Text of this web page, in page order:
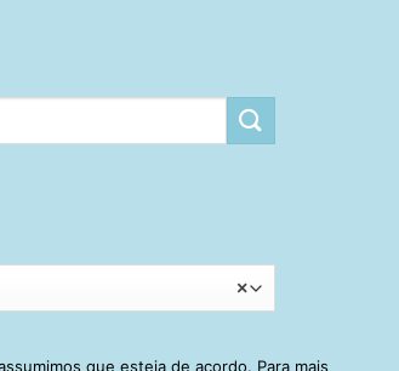
×
que esteja de acordo. Para mais